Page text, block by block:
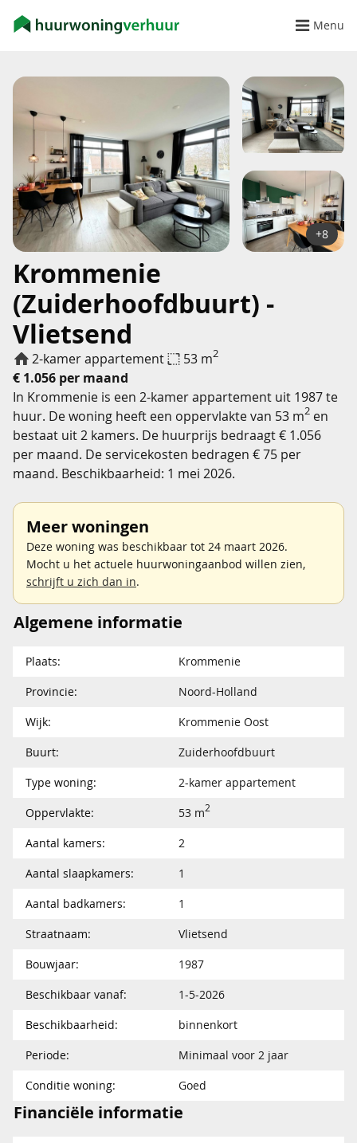
Menu
Krommenie
(Zuiderhoofdbuurt) -
Vlietsend
2-kamer appartement 53 m2
€ 1.056 per maand
+8
In Krommenie is een 2-kamer appartement uit 1987 te
huur. De woning heeft een oppervlakte van 53 m2 en
bestaat uit 2 kamers. De huurprijs bedraagt € 1.056
per maand. De servicekosten bedragen € 75 per
maand. Beschikbaarheid: 1 mei 2026.
Meer woningen
Deze woning was beschikbaar tot 24 maart 2026.
Mocht u het actuele huurwoningaanbod willen zien,
schrijft u zich dan in.
Algemene informatie
Plaats:
Krommenie
Provincie:
Noord-Holland
Wijk:
Krommenie Oost
Buurt:
Zuiderhoofdbuurt
Type woning:
2-kamer appartement
Oppervlakte:
53 m2
Aantal kamers:
2
Aantal slaapkamers:
1
Aantal badkamers:
1
Straatnaam:
Vlietsend
Bouwjaar:
1987
Beschikbaar vanaf:
1-5-2026
Beschikbaarheid:
binnenkort
Periode:
Minimaal voor 2 jaar
Conditie woning:
Goed
Financiële informatie